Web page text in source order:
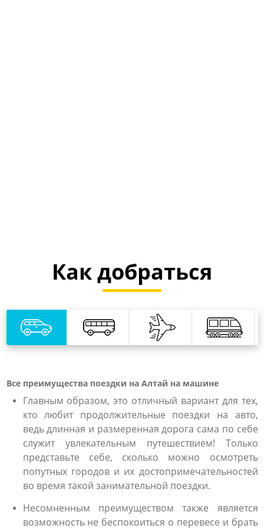
Как добраться
Все преимущества поездки на Алтай на машине
Главным образом, это отличный вариант для тех,
кто любит продолжительные поездки на авто,
ведь длинная и размеренная дорога сама по себе
служит увлекательным путешествием! Только
представьте себе, сколько можно осмотреть
попутных городов и их достопримечательностей
во время такой занимательной поездки.
Несомненным преимуществом также является
возможность не беспокоиться о перевесе и брать